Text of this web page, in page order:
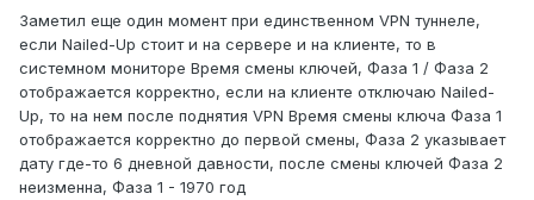
Заметил еще один момент при единственном VPN туннеле,
если Nailed-Up стоит и на сервере и на клиенте, то в
системном мониторе Время смены ключей, Фаза 1 / Фаза 2
отображается корректно, если на клиенте отключаю Nailed-
Up, то на нем после поднятия VPN Время смены ключа Фаза 1
отображается корректно до первой смены, Фаза 2 указывает
дату где-то 6 дневной давности, после смены ключей Фаза 2
неизменна, Фаза 1 - 1970 год